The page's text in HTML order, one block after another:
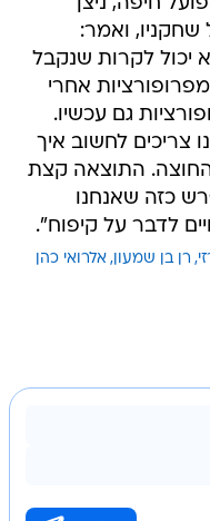
שחקניו, ואמר:
יכול לקרות שנקבל
אחרי
גם עכשיו.
צריכים לחשוב איך
החוצה. התוצאה קצת
כזה שאנחנו
לדבר על קיפוח".
רן בן שמעון אלרואי כהן